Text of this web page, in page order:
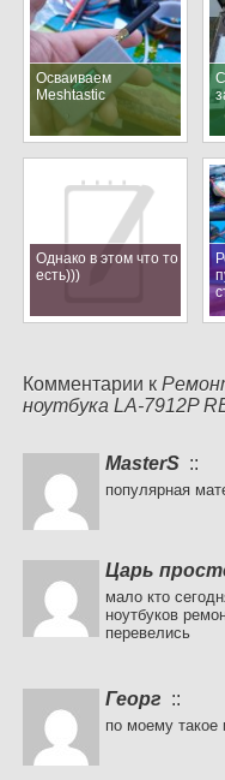
Осваиваем
Meshtastic
Однако в этом что то
есть)))
Комментарии к
ноутбука LA-7912P
MasterS ::
популярная
Царь
мало кто
ноутбуков
перевелись
Георг ::
по моему